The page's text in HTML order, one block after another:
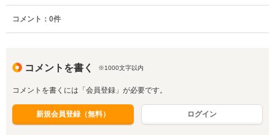
コメント： 0件
コメントを書く ※1000文字以内
コメントを書くには「会員登録」が必要です。
新規会員登録（無料） ログイン